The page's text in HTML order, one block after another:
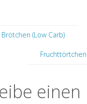
(Low Carb)
einen